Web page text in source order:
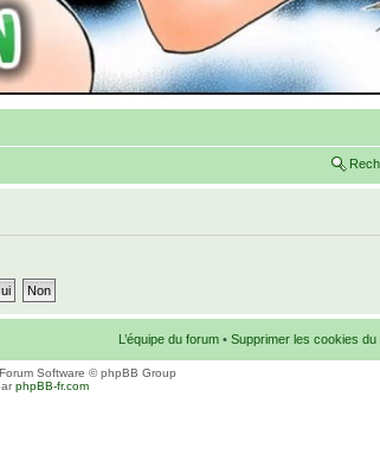
L’équipe du forum • Supprimer les cookies du
Software © phpBB Group
phpBB-fr.com